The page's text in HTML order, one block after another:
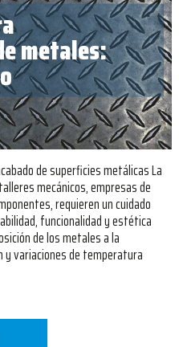
metales:
de superficies metálicas La
mecánicos, empresas de
requieren un cuidado
funcionalidad y estética
de los metales a la
y variaciones de temperatura